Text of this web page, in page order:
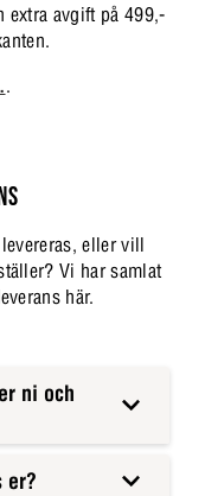
extra avgift på 499,-
.
eller vill
Vi har samlat
här.
ni och
er?